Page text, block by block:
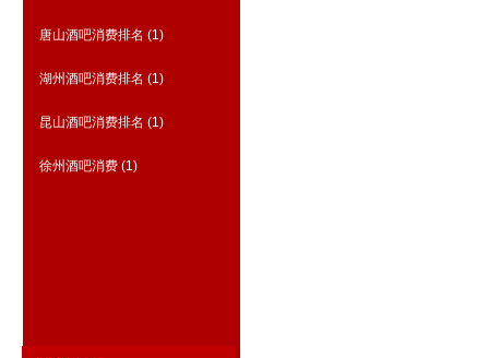
唐山酒吧消费排名 (1)
湖州酒吧消费排名 (1)
昆山酒吧消费排名 (1)
徐州酒吧消费 (1)